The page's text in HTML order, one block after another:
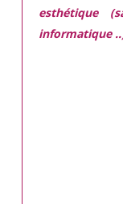
esthétique
informatique